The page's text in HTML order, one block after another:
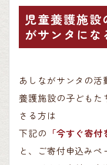
児童養護施設
がサンタにな
あしながサンタの
養護施設の子どもた
さる方は
下記の 「今すぐ寄付
と、ご寄付申込み